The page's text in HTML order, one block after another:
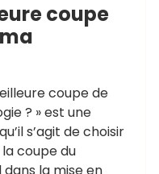
coupe
coupe de
? » est une
s’agit de choisir
coupe du